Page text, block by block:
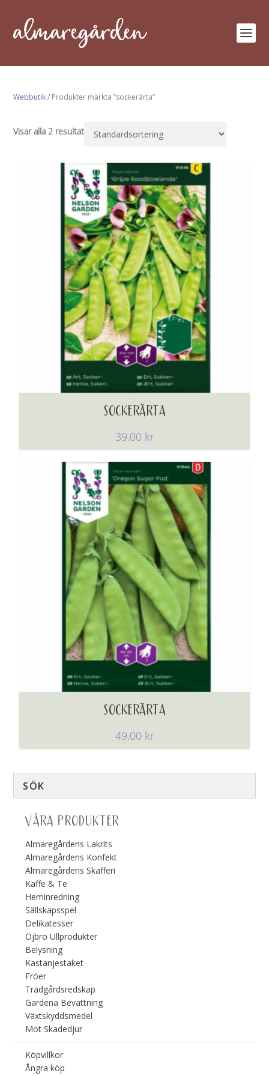
Webbutik/ Produkter märkta ”sockerärta”
Visar alla 2 resultat
SOCKERÄRTA
39,00 kr
SOCKERÄRTA
49,00 kr
VÅRA PRODUKTER
Almaregårdens Lakrits
Almaregårdens Konfekt
Almaregårdens Skafferi
Kaffe & Te
Heminredning
Sällskapsspel
Delikatesser
Öjbro Ullprodukter
Belysning
Kastanjestaket
Fröer
Trädgårdsredskap
Gardena Bevattning
Växtskyddsmedel
Mot Skadedjur
Köpvillkor
Ångra köp